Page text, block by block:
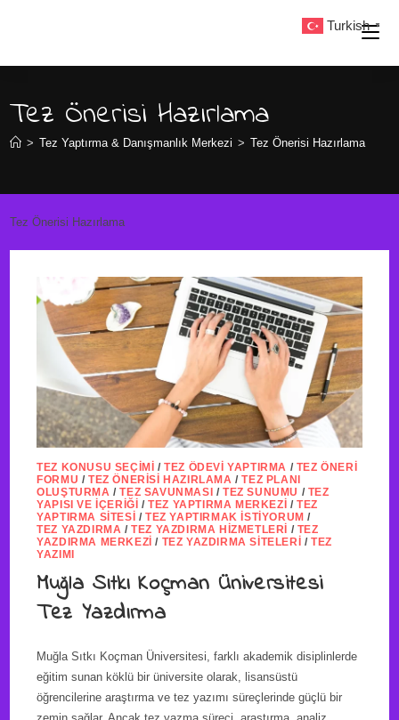
Tez Önerisi Hazırlama
> Tez Yaptırma & Danışmanlık Merkezi > Tez Önerisi Hazırlama
Tez Önerisi Hazırlama
TEZ KONUSU SEÇIMI /TEZ ÖDEVI YAPTIRMA / TEZ ÖNERI
FORMU /TEZ ÖNERISI HAZIRLAMA /TEZ PLANI
OLUŞTURMA /TEZ SAVUNMASI /TEZ SUNUMU / TEZ
YAPISI VE İÇERIĞI /TEZ YAPTIRMA MERKEZI /TEZ
YAPTIRMA SITESI /TEZ YAPTIRMAK İSTIYORUM /
TEZ YAZDIRMA /TEZ YAZDIRMA HIZMETLERI / TEZ
YAZDIRMA MERKEZI / TEZ YAZDIRMA SITELERI /TEZ
YAZIMI
Muğla Sıtkı Koçman Üniversitesi
Tez Yazdırma
Muğla Sıtkı Koçman Üniversitesi, farklı akademik disiplinlerde
eğitim sunan köklü bir üniversite olarak, lisansüstü
öğrencilerine araştırma ve tez yazımı süreçlerinde güçlü bir
Turkish ▼